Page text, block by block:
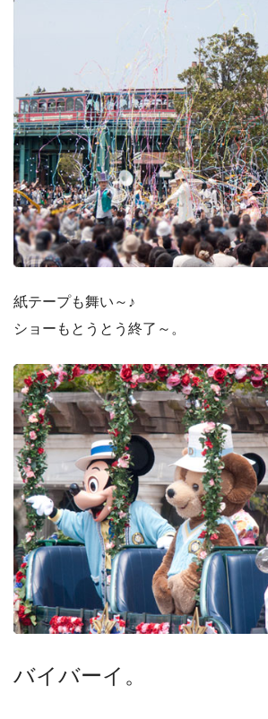
紙テープも舞い～♪
ショーもとうとう終了～。
バイバーイ。